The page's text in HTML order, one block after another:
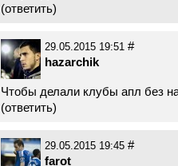
(ответить)
29.05.2015 19:51 #
hazarchik
Чтобы делали клубы апл без
(ответить)
29.05.2015 19:45 #
farot